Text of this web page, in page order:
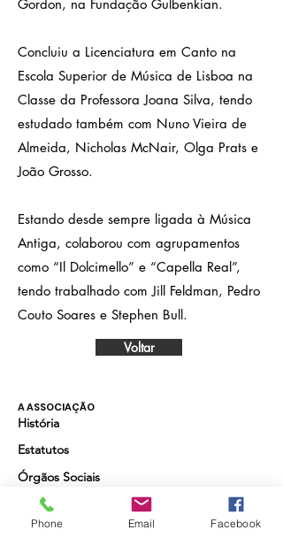
Gordon, na Fundação Gulbenkian.
Concluiu a Licenciatura em Canto na
Escola Superior de Música de Lisboa na
Classe da Professora Joana Silva, tendo
estudado também com Nuno Vieira de
Almeida, Nicholas McNair, Olga Prats e
João Grosso.
Estando desde sempre ligada à Música
Antiga, colaborou com agrupamentos
como “Il Dolcimello” e “Capella Real”,
tendo trabalhado com Jill Feldman, Pedro
Couto Soares e Stephen Bull.
Voltar
A ASSOCIAÇÃO
História
Estatutos
Órgãos Sociais
Relatório de Atividades e Contas
Torne-se Sócio
Phone Email Facebook